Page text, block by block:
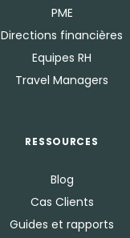
PME
Directions financières
Equipes RH
Travel Managers
RESSOURCES
Blog
Cas Clients
Guides et rapports